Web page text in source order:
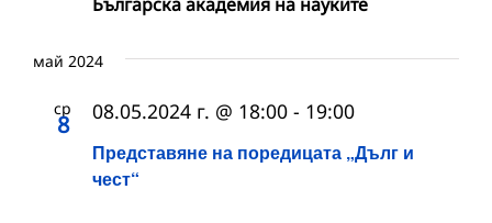
май 2024
ср
8
Представяне на поредицата „Дълг и
чест“
08.05.2024 г. @ 18:00 - 19:00